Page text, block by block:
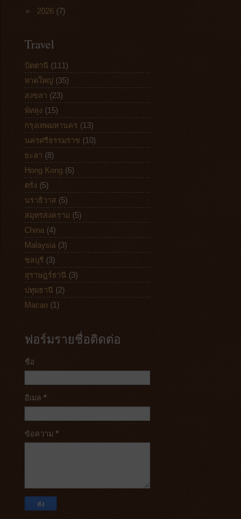
► 2026 (7)
Travel
ปัตตานี (111)
หาดใหญ่ (35)
สงขลา (23)
พัทลุง (15)
กรุงเทพมหานคร (13)
นครศรีธรรมราช (10)
ยะลา (8)
Hong Kong (6)
ตรัง (5)
นราธิวาส (5)
สมุทรสงคราม (5)
China (4)
Malaysia (3)
ชลบุรี (3)
สุราษฎร์ธานี (3)
ปทุมธานี (2)
Macao (1)
ฟอร์มรายชื่อติดต่อ
ชื่อ
อีเมล *
ข้อความ *